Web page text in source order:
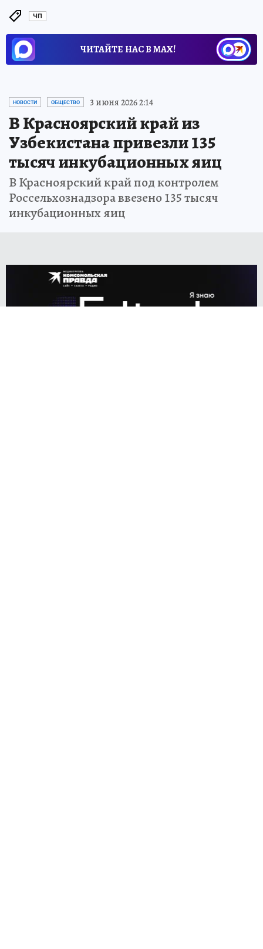
ЧП
ЧИТАЙТЕ НАС В МАХ!
НОВОСТИ ОБЩЕСТВО 3 июня 2026 2:14
В Красноярский край из
Узбекистана привезли 135
тысяч инкубационных яиц
В Красноярский край под контролем
Россельхознадзора ввезено 135 тысяч
инкубационных яиц